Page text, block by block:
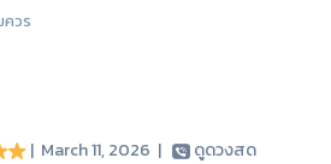
วร
| March 11, 2026 | ดูดวงสด